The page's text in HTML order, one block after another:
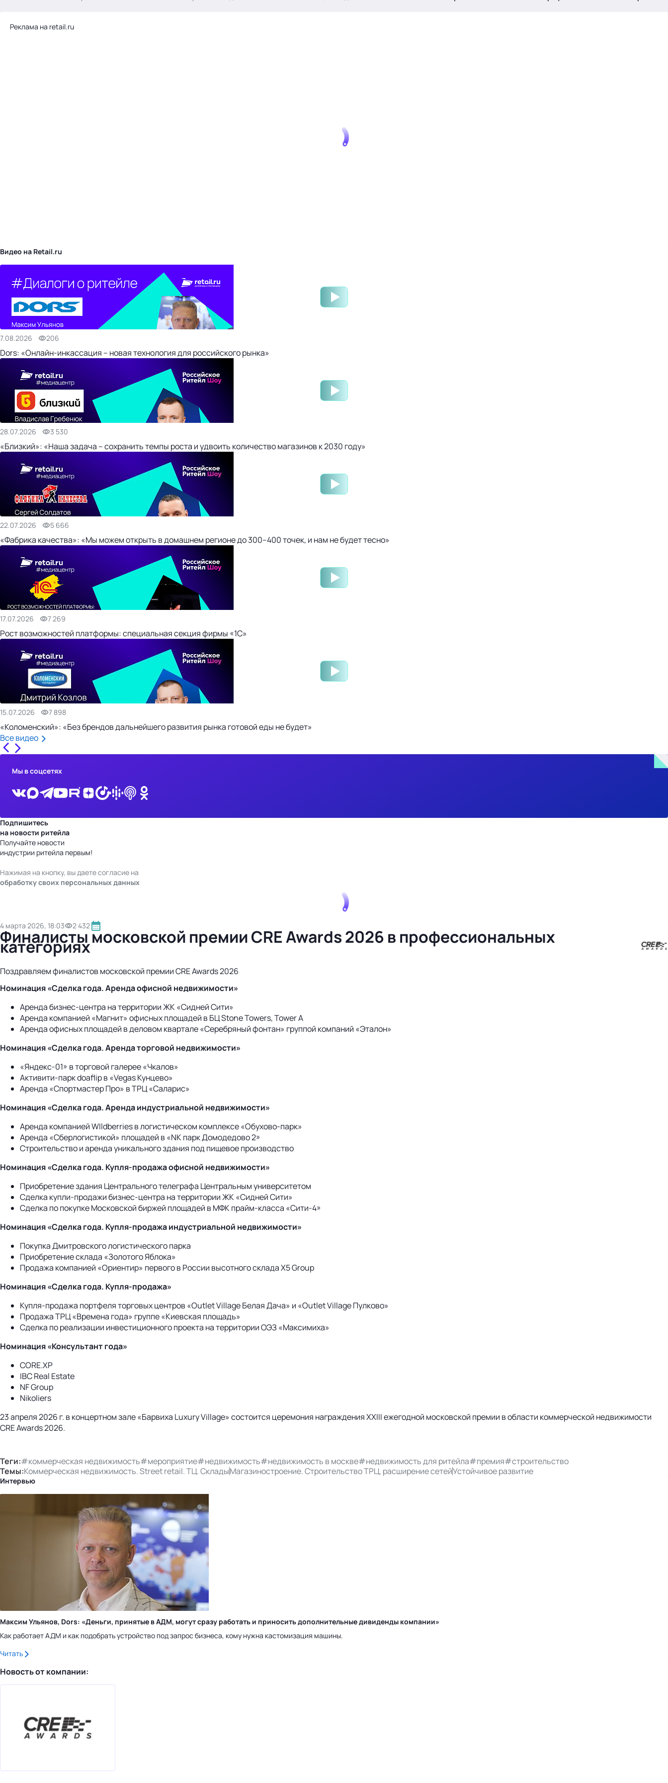
Реклама на retail.ru
Видео на Retail.ru
7.08.2026 206
Dors: «Онлайн-инкассация – новая технология для российского рынка»
28.07.2026 3 530
«Близкий»: «Наша задача – сохранить темпы роста и удвоить количество магазинов к 2030 году»
22.07.2026 5 666
«Фабрика качества»: «Мы можем открыть в домашнем регионе до 300–400 точек, и нам не будет тесно»
17.07.2026 7 269
Рост возможностей платформы: специальная секция фирмы «1С»
15.07.2026 7 898
«Коломенский»: «Без брендов дальнейшего развития рынка готовой еды не будет»
Все видео
Мы в соцсетях
Подпишитесь
на новости ритейла
Получайте новости
индустрии ритейла первым!
Нажимая на кнопку, вы даете согласие на
обработку своих персональных данных
4 марта 2026, 18:03 2 432
Финалисты московской премии CRE Awards 2026 в профессиональных
категориях
Поздравляем финалистов московской премии CRE Awards 2026
Номинация «Сделка года. Аренда офисной недвижимости»
Аренда бизнес-центра на территории ЖК «Сидней Сити»
Аренда компанией «Магнит» офисных площадей в БЦ Stone Towers, Tower A
Аренда офисных площадей в деловом квартале «Серебряный фонтан» группой компаний «Эталон»
Номинация «Сделка года. Аренда торговой недвижимости»
«Яндекс-01» в торговой галерее «Чкалов»
Активити-парк doaflip в «Vegas Кунцево»
Аренда «Спортмастер Про» в ТРЦ «Саларис»
Номинация «Сделка года. Аренда индустриальной недвижимости»
Аренда компанией WIldberries в логистическом комплексе «Обухово-парк»
Аренда «Сберлогистикой» площадей в «NK парк Домодедово 2»
Строительство и аренда уникального здания под пищевое производство
Номинация «Сделка года. Купля-продажа офисной недвижимости»
Приобретение здания Центрального телеграфа Центральным университетом
Сделка купли-продажи бизнес-центра на территории ЖК «Сидней Сити»
Сделка по покупке Московской биржей площадей в МФК прайм-класса «Сити-4»
Номинация «Сделка года. Купля-продажа индустриальной недвижимости»
Покупка Дмитровского логистического парка
Приобретение склада «Золотого Яблока»
Продажа компанией «Ориентир» первого в России высотного склада Х5 Group
Номинация «Сделка года. Купля-продажа»
Купля-продажа портфеля торговых центров «Outlet Village Белая Дача» и «Outlet Village Пулково»
Продажа ТРЦ «Времена года» группе «Киевская площадь»
Сделка по реализации инвестиционного проекта на территории ОЭЗ «Максимиха»
Номинация «Консультант года»
CORE.XP
IBC Real Estate
NF Group
Nikoliers
23 апреля 2026 г. в концертном зале «Барвиха Luxury Village» состоится церемония награждения XXIII ежегодной московской премии в области коммерческой недвижимости
CRE Awards 2026.
Теги:#коммерческая недвижимость#мероприятие#недвижимость#недвижимость в москве#недвижимость для ритейла#премия#строительство
Темы:Коммерческая недвижимость. Street retail. ТЦ. СкладыМагазиностроение. Строительство ТРЦ, расширение сетейУстойчивое развитие
Интервью
Максим Ульянов, Dors: «Деньги, принятые в АДМ, могут сразу работать и приносить дополнительные дивиденды компании»
Как работает АДМ и как подобрать устройство под запрос бизнеса, кому нужна кастомизация машины.
Читать
Новость от компании: